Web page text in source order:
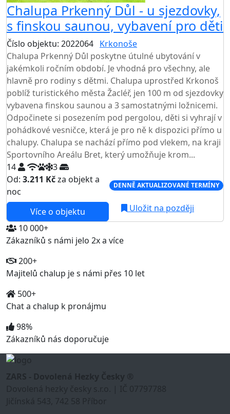
Chalupa Prkenný Důl - u sjezdovky,
s finskou saunou, vybavení pro děti
Číslo objektu: 2022064 Krkonoše
Chalupa Prkenný Důl poskytne útulné ubytování v
jakémkoli ročním období. Je vhodná pro všechny, ale
hlavně pro rodiny s dětmi. Chalupa uprostřed Krkonoš
poblíž turistického města Žacléř, jen 100 m od sjezdovky
vybavena finskou saunou a 3 samostatnými ložnicemi.
Odpočinete si posezením pod pergolou, děti si vyhrají v
pohádkové vesničce, která je pro ně k dispozici přímo u
chalupy. Chalupa se nachází přímo pod vlekem, na kraji
Sportovního Areálu Bret, který umožňuje krom...
14
3
Od: 3.211 Kčza objekt a
noc
DENNĚ AKTUALIZOVANÉ TERMÍNY
Více o objektu
Uložit na později
10 000+
Zákazníků s námi jelo 2x a více
200+
Majitelů chalup je s námi přes 10 let
500+
Chat a chalup k pronájmu
98%
Zákazníků nás doporučuje
ZARS - Dovolená Hezky Česky ®
Dovolená hezky česky s.r.o. | IČ 07797788
Jičínská 543, 742 58 Příbor